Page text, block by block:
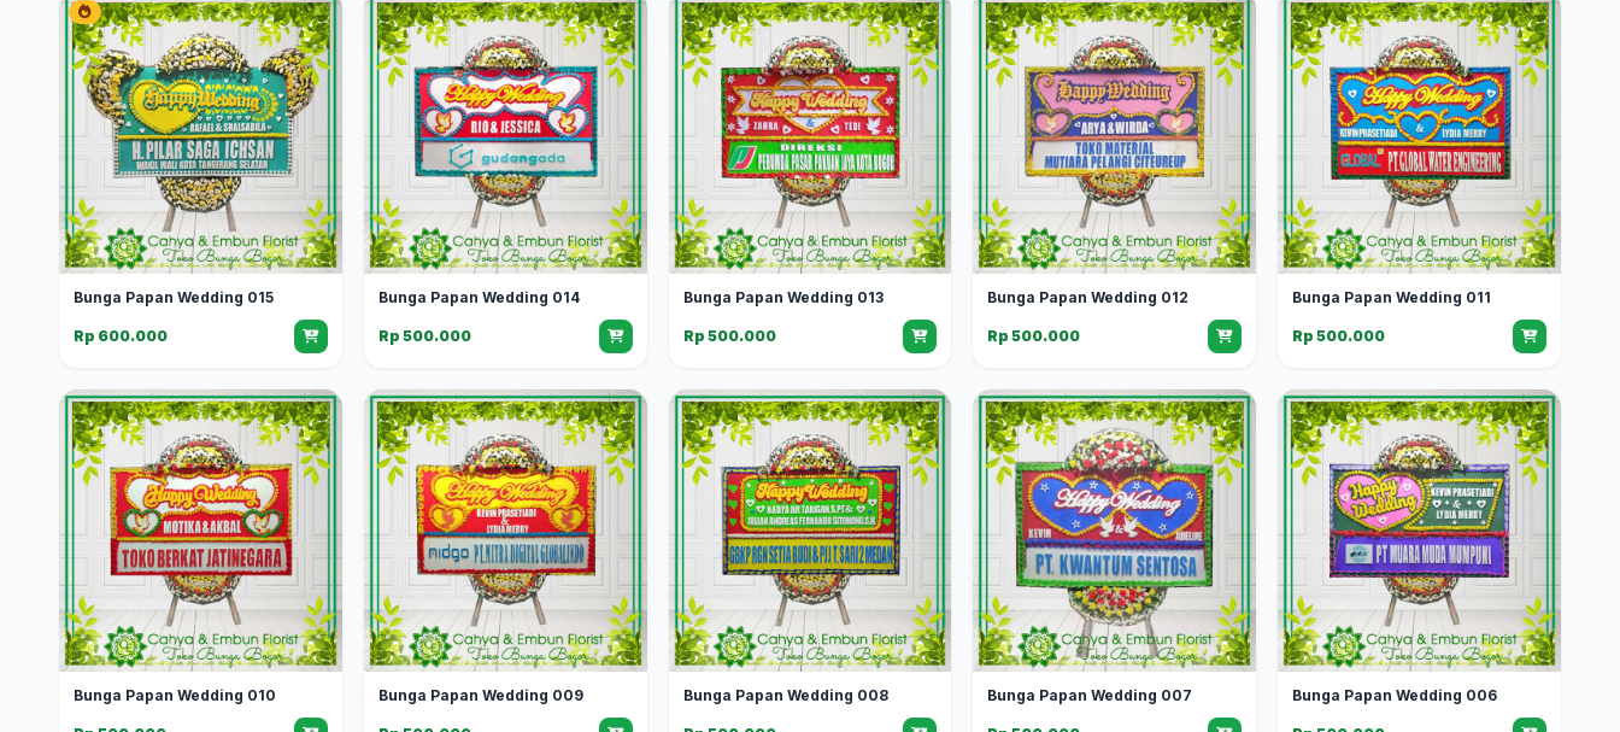
Bunga Papan Wedding 015
Rp 600.000
Bunga Papan Wedding 014
Rp 500.000
Bunga Papan Wedding 013
Rp 500.000
Bunga Papan Wedding 012
Rp 500.000
Bunga Papan Wedding 011
Rp 500.000
Bunga Papan Wedding 010 Bunga Papan Wedding 009 Bunga Papan Wedding 008 Bunga Papan Wedding 007 Bunga Papan Wedding 006